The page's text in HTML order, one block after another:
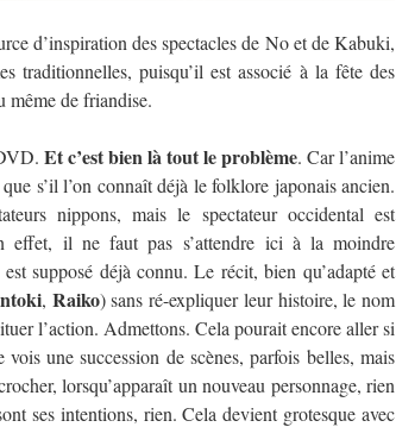
d’inspiration des spectacles de No et de Kabuki,
traditionnelles, puisqu’il est associé à la fête des
même de friandise.
Et c’est bien là tout le problème. Car l’anime
s’il l’on connaît déjà le folklore japonais ancien.
nippons, mais le spectateur occidental est
effet, il ne faut pas s’attendre ici à la moindre
supposé déjà connu. Le récit, bien qu’adapté et
, Raiko) sans ré-expliquer leur histoire, le nom
l’action. Admettons. Cela pourait encore aller si
une succession de scènes, parfois belles, mais
lorsqu’apparaît un nouveau personnage, rien
ses intentions, rien. Cela devient grotesque avec